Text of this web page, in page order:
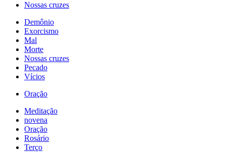
Nossas cruzes
Demônio
Exorcismo
Mal
Morte
Nossas cruzes
Pecado
Vícios
Oração
Meditação
novena
Oração
Rosário
Terço